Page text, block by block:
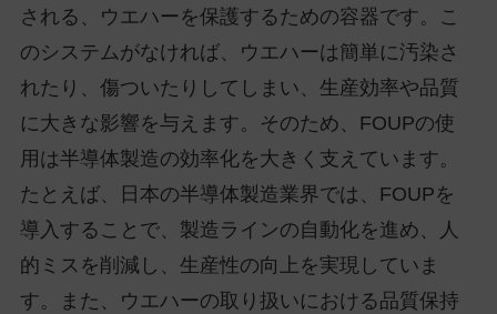
される、ウエハーを保護するための容器です。こ
のシステムがなければ、ウエハーは簡単に汚染さ
れたり、傷ついたりしてしまい、生産効率や品質
に大きな影響を与えます。そのため、FOUPの使
用は半導体製造の効率化を大きく支えています。
たとえば、日本の半導体製造業界では、FOUPを
導入することで、製造ラインの自動化を進め、人
的ミスを削減し、生産性の向上を実現していま
す。また、ウエハーの取り扱いにおける品質保持